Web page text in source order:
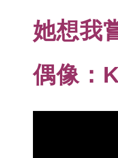
她想我
偶像：